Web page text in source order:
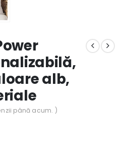
alb,
până acum. )